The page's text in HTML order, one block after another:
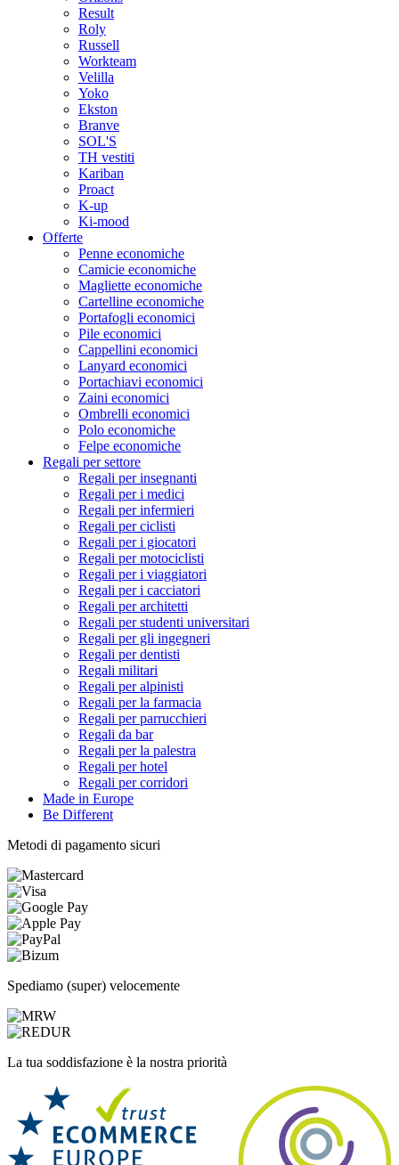
Result
Roly
Russell
Workteam
Velilla
Yoko
Ekston
Branve
SOL'S
TH vestiti
Kariban
Proact
K-up
Ki-mood
Offerte
Penne economiche
Camicie economiche
Magliette economiche
Cartelline economiche
Portafogli economici
Pile economici
Cappellini economici
Lanyard economici
Portachiavi economici
Zaini economici
Ombrelli economici
Polo economiche
Felpe economiche
Regali per settore
Regali per insegnanti
Regali per i medici
Regali per infermieri
Regali per ciclisti
Regali per i giocatori
Regali per motociclisti
Regali per i viaggiatori
Regali per i cacciatori
Regali per architetti
Regali per studenti universitari
Regali per gli ingegneri
Regali per dentisti
Regali militari
Regali per alpinisti
Regali per la farmacia
Regali per parrucchieri
Regali da bar
Regali per la palestra
Regali per hotel
Regali per corridori
Made in Europe
Be Different
Metodi di pagamento sicuri
Spediamo (super) velocemente
La tua soddisfazione è la nostra priorità